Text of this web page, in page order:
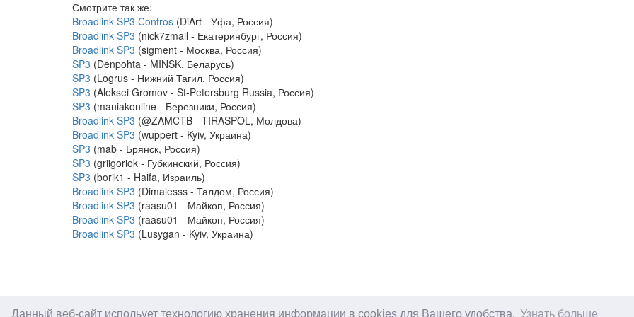
Данный веб-сайт испольует технологию хранения информации в cookies для Вашего удобства. Узнать больше
Смотрите так же:
Broadlink SP3 Contros (DiArt - Уфа, Россия)
Broadlink SP3 (nick7zmail - Екатеринбург, Россия)
Broadlink SP3 (sigment - Москва, Россия)
SP3 (Denpohta - MINSK, Беларусь)
SP3 (Logrus - Нижний Тагил, Россия)
SP3 (Aleksei Gromov - St-Petersburg Russia, Россия)
SP3 (maniakonline - Березники, Россия)
Broadlink SP3 (@ZAMCTB - TIRASPOL, Молдова)
Broadlink SP3 (wuppert - Kyiv, Украина)
SP3 (mab - Брянск, Россия)
SP3 (griigoriok - Губкинский, Россия)
SP3 (borik1 - Haifa, Израиль)
Broadlink SP3 (Dimalesss - Талдом, Россия)
Broadlink SP3 (raasu01 - Майкоп, Россия)
Broadlink SP3 (raasu01 - Майкоп, Россия)
Broadlink SP3 (Lusygan - Kyiv, Украина)